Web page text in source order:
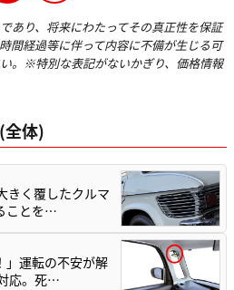
あり、将来にわたってその真正性を保証
間経過等に伴って内容に不備が生じる可
。※特別な表記がないかぎり、価格情報
全体)
きく覆したクルマ
ことを…
」運転の不安が解
応。死…